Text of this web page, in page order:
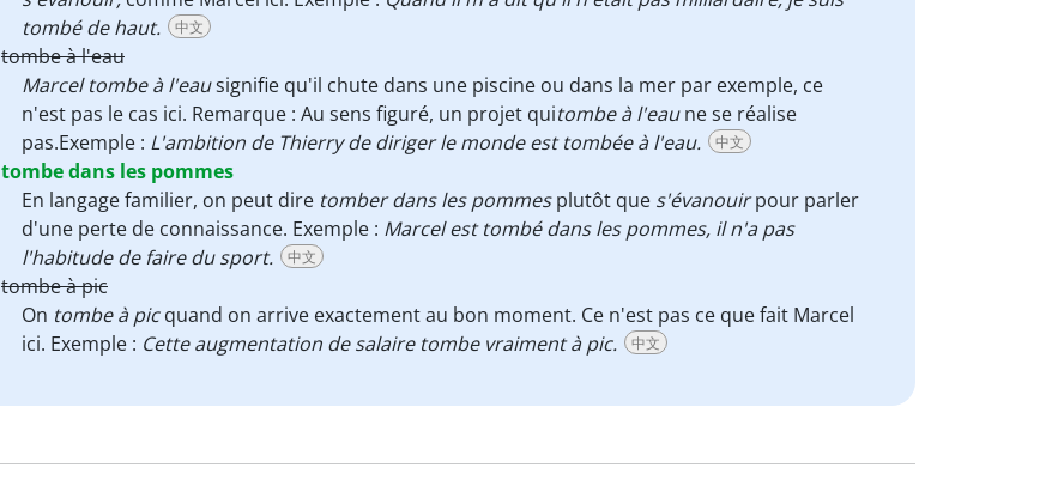
tombé de haut.
中文
tombe à l'eau
Marcel tombe à l'eausignifie qu'il chute dans une piscine ou dans la mer par exemple, ce
n'est pas le cas ici. Remarque : Au sens figuré, un projet quitombe à l'eaune se réalise
pas.Exemple : L'ambition de Thierry de diriger le monde est tombée à l'eau. 中文
tombe dans les pommes
En langage familier, on peut dire tomber dans les pommesplutôt que s'évanouirpour parler
d'une perte de connaissance. Exemple : Marcel est tombé dans les pommes, il n'a pas
l'habitude de faire du sport.
中文
tombe à pic
On tombe à picquand on arrive exactement au bon moment. Ce n'est pas ce que fait Marcel
ici. Exemple : Cette augmentation de salaire tombe vraiment à pic. 中文